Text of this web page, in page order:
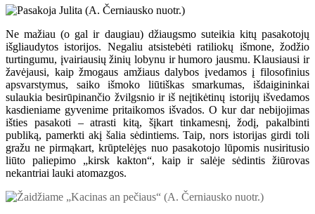
Ne mažiau (o gal ir daugiau) džiaugsmo suteikia kitų pasakotojų
išgliaudytos istorijos. Negaliu atsistebėti ratiliokų išmone, žodžio
turtingumu, įvairiausių žinių lobynu ir humoro jausmu. Klausiausi ir
žavėjausi, kaip žmogaus amžiaus dalybos įvedamos į filosofinius
apsvarstymus, saiko išmoko liūtiškas smarkumas, išdaigininkai
sulaukia besirūpinančio žvilgsnio ir iš neįtikėtinų istorijų išvedamos
kasdieniame gyvenime pritaikomos išvados. O kur dar nebijojimas
išties pasakoti – atrasti kitą, šįkart tinkamesnį, žodį, pakalbinti
publiką, pamerkti akį šalia sėdintiems. Taip, nors istorijas girdi toli
gražu ne pirmąkart, krūptelėjęs nuo pasakotojo lūpomis nusiritusio
liūto paliepimo „kirsk kakton“, kaip ir salėje sėdintis žiūrovas
nekantriai lauki atomazgos.